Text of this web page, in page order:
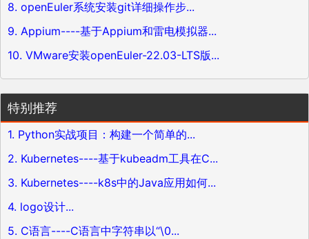
8. openEuler系统安装git详细操作步...
9. Appium----基于Appium和雷电模拟器...
10. VMware安装openEuler-22.03-LTS版...
特别推荐
1. Python实战项目：构建一个简单的...
2. Kubernetes----基于kubeadm工具在C...
3. Kubernetes----k8s中的Java应用如何...
4. logo设计...
5. C语言----C语言中字符串以“\0...